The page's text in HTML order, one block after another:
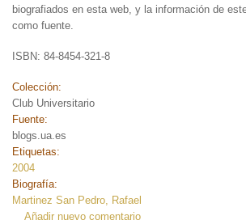
biografiados en esta web, y la información de
como fuente.
ISBN: 84-8454-321-8
Colección:
Club Universitario
Fuente:
blogs.ua.es
Etiquetas:
2004
Biografía:
Martinez San Pedro, Rafael
Añadir nuevo comentario